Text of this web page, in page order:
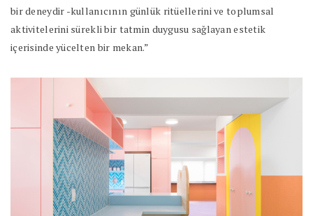
bir deneydir -kullanıcının günlük ritüellerini ve toplumsal
aktivitelerini sürekli bir tatmin duygusu sağlayan estetik
içerisinde yücelten bir mekan.”